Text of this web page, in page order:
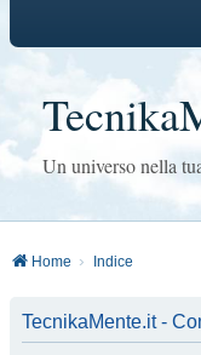
Un universo nella
Home Indice
TecnikaMente.it -